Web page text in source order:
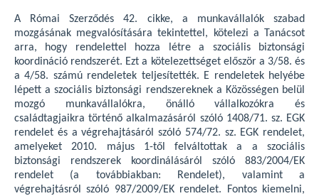
A Római Szerződés 42. cikke, a munkavállalók szabad
mozgásának megvalósítására tekintettel, kötelezi a Tanácsot
arra, hogy rendelettel hozza létre a szociális biztonsági
koordináció rendszerét. Ezt a kötelezettséget először a 3/58. és
a 4/58. számú rendeletek teljesítették. E rendeletek helyébe
lépett a szociális biztonsági rendszereknek a Közösségen belül
mozgó munkavállalókra, önálló vállalkozókra és
családtagjaikra történő alkalmazásáról szóló 1408/71. sz. EGK
rendelet és a végrehajtásáról szóló 574/72. sz. EGK rendelet,
amelyeket 2010. május 1-től felváltottak a a szociális
biztonsági rendszerek koordinálásáról szóló 883/2004/EK
rendelet (a továbbiakban: Rendelet), valamint a
végrehajtásról szóló 987/2009/EK rendelet. Fontos kiemelni,